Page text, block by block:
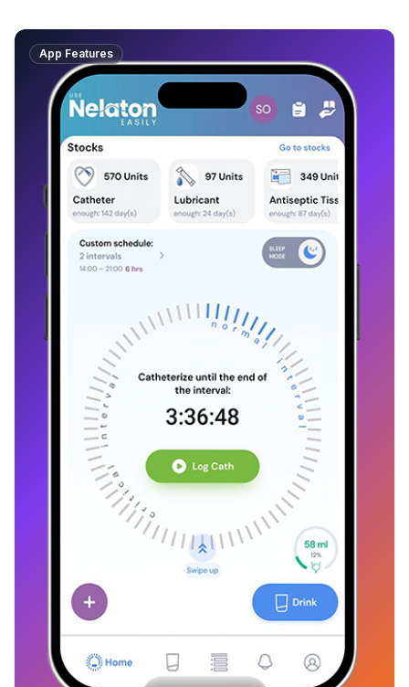
App Features